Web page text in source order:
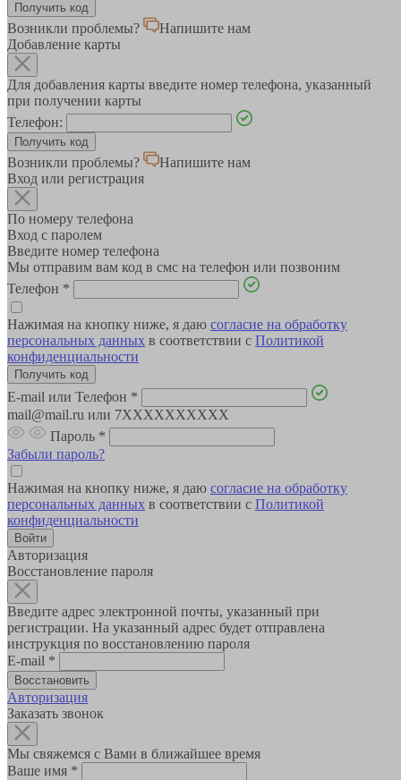
Возникли проблемы?
Напишите нам
Добавление карты
Для добавления карты введите номер телефона, указанный
при получении карты
Телефон:
Возникли проблемы?
Напишите нам
Вход или регистрация
По номеру телефона
Вход с паролем
Введите номер телефона
Мы отправим вам код в смс на телефон или позвоним
Телефон *
Нажимая на кнопку ниже, я даю согласие на обработку
персональных данных в соответствии с Политикой
конфиденциальности
E-mail или Телефон *
mail@mail.ru или 7XXXXXXXXXX
Пароль *
Забыли пароль?
Нажимая на кнопку ниже, я даю согласие на обработку
персональных данных в соответствии с Политикой
конфиденциальности
Авторизация
Восстановление пароля
Введите адрес электронной почты, указанный при
регистрации. На указанный адрес будет отправлена
инструкция по восстановлению пароля
E-mail *
Авторизация
Заказать звонок
Мы свяжемся с Вами в ближайшее время
Ваше имя *